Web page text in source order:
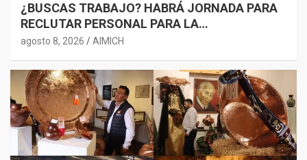
¿BUSCAS TRABAJO? HABRÁ JORNADA PARA
RECLUTAR PERSONAL PARA LA
CONSTRUCCIÓN EN MORELIA
agosto 8, 2026 AIMICH